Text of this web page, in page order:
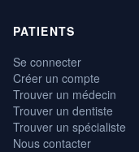
PATIENTS
Se connecter
Créer un compte
Trouver un médecin
Trouver un dentiste
Trouver un spécialiste
Nous contacter